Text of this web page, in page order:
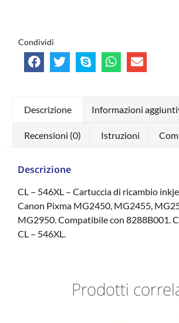
Condividi
Descrizione Informazioni
Recensioni (0) Istruzioni
Descrizione
CL – 546XL – Cartuccia di ricambio
Canon Pixma MG2450, MG2455,
MG2950. Compatibile con 8288B001.
CL – 546XL.
Prodotti